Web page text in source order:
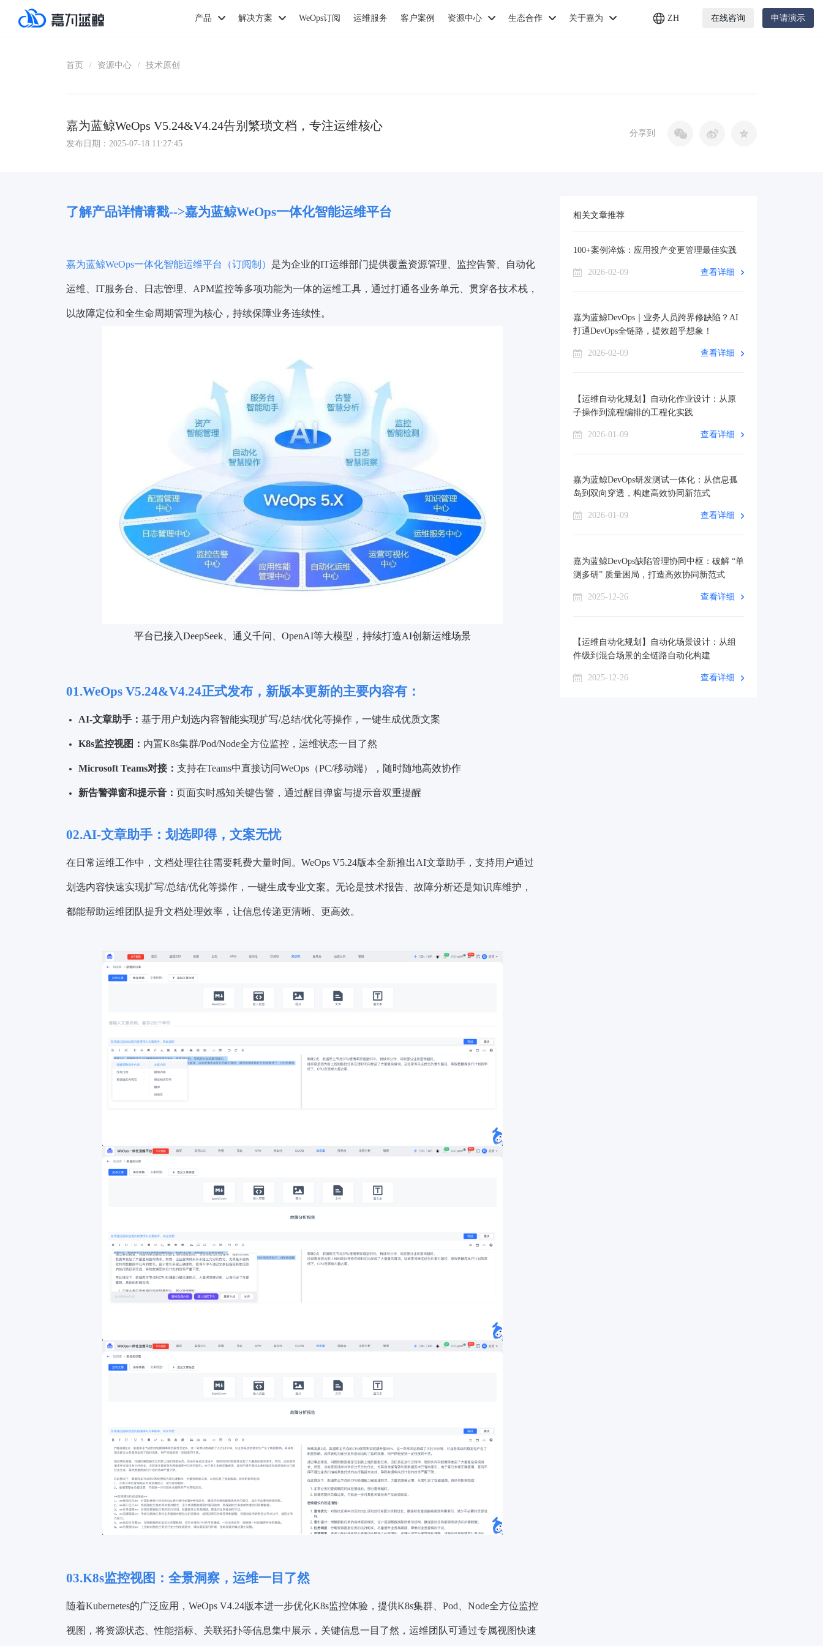
产品 解决方案 WeOps订阅 运维服务 客户案例 资源中心 生态合作 关于嘉为 ZH 在线咨询 申请演示
首页 / 资源中心 / 技术原创
嘉为蓝鲸WeOps V5.24&V4.24告别繁琐文档，专注运维核心
发布日期：2025-07-18 11:27:45
分享到
了解产品详情请戳-->嘉为蓝鲸WeOps一体化智能运维平台
嘉为蓝鲸WeOps一体化智能运维平台（订阅制） 是为企业的IT运维部门提供覆盖资源管理、监控告警、自动化
运维、IT服务台、日志管理、APM监控等多项功能为一体的运维工具，通过打通各业务单元、贯穿各技术栈，
以故障定位和全生命周期管理为核心，持续保障业务连续性。
平台已接入DeepSeek、通义千问、OpenAI等大模型，持续打造AI创新运维场景
01.WeOps V5.24&V4.24正式发布，新版本更新的主要内容有：
AI-文章助手： 基于用户划选内容智能实现扩写/总结/优化等操作，一键生成优质文案
K8s监控视图： 内置K8s集群/Pod/Node全方位监控，运维状态一目了然
Microsoft Teams对接： 支持在Teams中直接访问WeOps（PC/移动端），随时随地高效协作
新告警弹窗和提示音： 页面实时感知关键告警，通过醒目弹窗与提示音双重提醒
02.AI-文章助手：划选即得，文案无忧
在日常运维工作中，文档处理往往需要耗费大量时间。WeOps V5.24版本全新推出AI文章助手，支持用户通过
划选内容快速实现扩写/总结/优化等操作，一键生成专业文案。无论是技术报告、故障分析还是知识库维护，
都能帮助运维团队提升文档处理效率，让信息传递更清晰、更高效。
03.K8s监控视图：全景洞察，运维一目了然
随着Kubernetes的广泛应用，WeOps V4.24版本进一步优化K8s监控体验，提供K8s集群、Pod、Node全方位监控
视图，将资源状态、性能指标、关联拓扑等信息集中展示，关键信息一目了然，运维团队可通过专属视图快速
相关文章推荐
100+案例淬炼：应用投产变更管理最佳实践
2026-02-09 查看详细
嘉为蓝鲸DevOps｜业务人员跨界修缺陷？AI
打通DevOps全链路，提效超乎想象！
2026-02-09 查看详细
【运维自动化规划】自动化作业设计：从原
子操作到流程编排的工程化实践
2026-01-09 查看详细
嘉为蓝鲸DevOps研发测试一体化：从信息孤
岛到双向穿透，构建高效协同新范式
2026-01-09 查看详细
嘉为蓝鲸DevOps缺陷管理协同中枢：破解 “单
测多研” 质量困局，打造高效协同新范式
2025-12-26 查看详细
【运维自动化规划】自动化场景设计：从组
件级到混合场景的全链路自动化构建
2025-12-26 查看详细